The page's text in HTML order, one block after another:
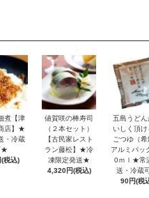
煮【津
店】★
・冷蔵
★
税込)
値賀咲の棒寿司
（２本セット）
【古民家レスト
ラン藤松】★冷
凍限定発送★
4,320円(税込)
五島うどん
いしく頂け
ごつゆ（希
アルミパッ
0ｍｌ★常
送・冷蔵
90円(税